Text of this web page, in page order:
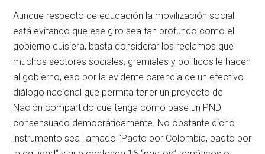
Aunque respecto de educación la movilización social
está evitando que ese giro sea tan profundo como el
gobierno quisiera, basta considerar los reclamos que
muchos sectores sociales, gremiales y políticos le hacen
al gobierno, eso por la evidente carencia de un efectivo
diálogo nacional que permita tener un proyecto de
Nación compartido que tenga como base un PND
consensuado democráticamente. No obstante dicho
instrumento sea llamado “Pacto por Colombia, pacto por